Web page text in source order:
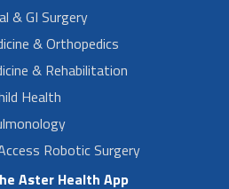
& GI Surgery
& Orthopedics
& Rehabilitation
Health
Robotic Surgery
Aster Health App